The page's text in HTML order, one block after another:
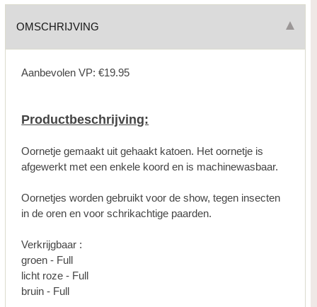
OMSCHRIJVING
Aanbevolen VP: €19.95
Productbeschrijving:
Oornetje gemaakt uit gehaakt katoen. Het oornetje is
afgewerkt met een enkele koord en is machinewasbaar.
Oornetjes worden gebruikt voor de show, tegen insecten
in de oren en voor schrikachtige paarden.
Verkrijgbaar :
groen - Full
licht roze - Full
bruin - Full